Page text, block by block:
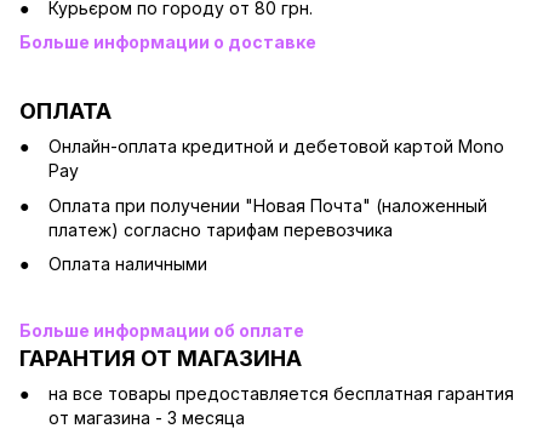
Курьєром по городу от 80 грн.
Больше информации о доставке
ОПЛАТА
Онлайн-оплата кредитной и дебетовой картой Mono
Pay
Оплата при получении "Новая Почта" (наложенный
платеж) согласно тарифам перевозчика
Оплата наличными
Больше информации об оплате
ГАРАНТИЯ ОТ МАГАЗИНА
на все товары предоставляется бесплатная гарантия
от магазина - 3 месяца